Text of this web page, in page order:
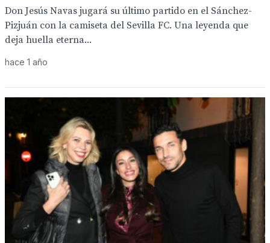
Don Jesús Navas jugará su último partido en el Sánchez-
Pizjuán con la camiseta del Sevilla FC. Una leyenda que
deja huella eterna...
hace 1 año